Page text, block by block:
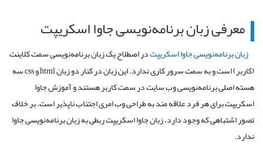
معرفی زبان برنامه‌نویسی جاوا اسکریپت
زبان برنامه‌نویسی جاوا اسکریپتدر اصطلاح یک زبان برنامه‌نویسی سمت کلاینت
(کاربر) است و به سمت سرور کاری ندارد. این زبان در کنار دو زبانhtmlوcssسه
هسته اصلی برنامه‌نویسی وب سایت در سمت کاربر هستند و آموزش جاوا
اسکریپت برای هر فرد علاقه مند به طراحی وب امری اجتناب ناپذیر است. بر خلاف
تصور اشتباهی که وجود دارد، زبان جاوا اسکریپت ربطی به زبان برنامه‌نویسی جاوا
ندارد.